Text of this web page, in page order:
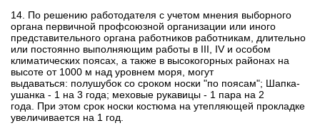
14. По решению работодателя с учетом мнения выборного
органа первичной профсоюзной организации или иного
представительного органа работников работникам, длительно
или постоянно выполняющим работы в III, IV и особом
климатических поясах, а также в высокогорных районах на
высоте от 1000 м над уровнем моря, могут
выдаваться: полушубок со сроком носки "по поясам"; Шапка-
ушанка - 1 на 3 года; меховые рукавицы - 1 пара на 2
года.
При этом срок носки костюма на утепляющей прокладке
увеличивается на 1 год.